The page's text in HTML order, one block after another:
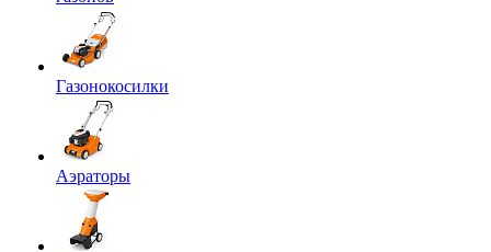
Газонокосилки
Аэраторы